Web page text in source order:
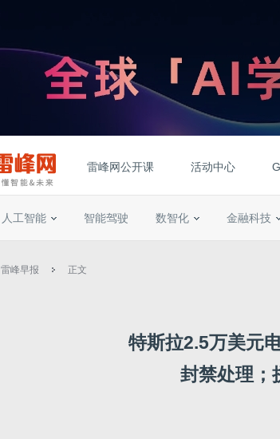
雷峰网公开课 活动中心
人工智能 智能驾驶 数智化 金融科技
雷峰早报 正文
特斯拉2.5万美元
封禁处理；